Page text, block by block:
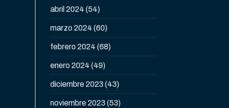
abril 2024 (54)
marzo 2024 (60)
febrero 2024 (68)
enero 2024 (49)
diciembre 2023 (43)
noviembre 2023 (53)